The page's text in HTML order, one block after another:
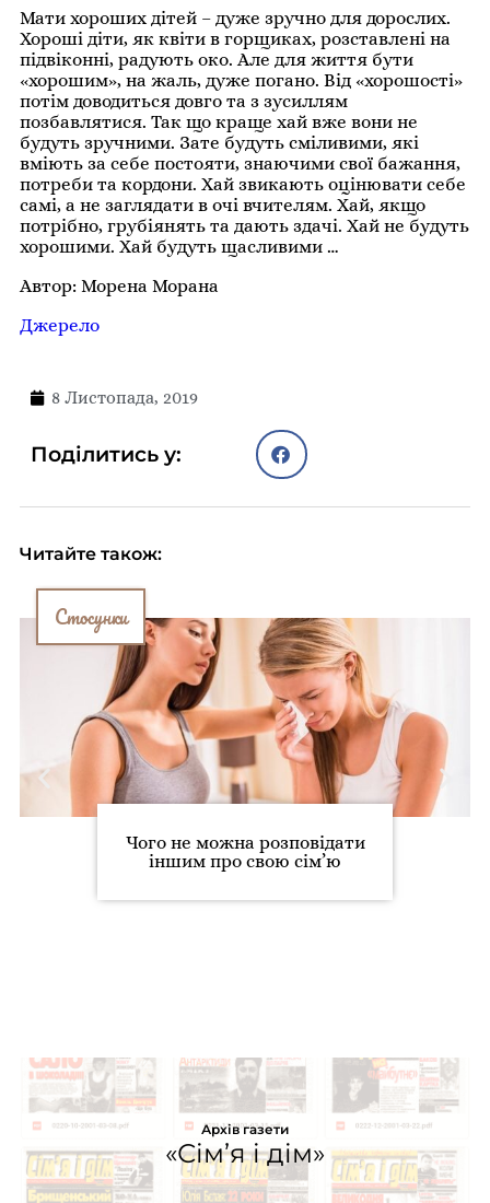
Мати хороших дітей – дуже зручно для дорослих.
Хороші діти, як квіти в горщиках, розставлені на
підвіконні, радують око. Але для життя бути
«хорошим», на жаль, дуже погано. Від «хорошості»
потім доводиться довго та з зусиллям
позбавлятися. Так що краще хай вже вони не
будуть зручними. Зате будуть сміливими, які
вміють за себе постояти, знаючими свої бажання,
потреби та кордони. Хай звикають оцінювати себе
самі, а не заглядати в очі вчителям. Хай, якщо
потрібно, грубіянять та дають здачі. Хай не будуть
хорошими. Хай будуть щасливими …
Автор: Морена Морана
Джерело
8 Листопада, 2019
Поділитись у:
Читайте також:
Стосунки
Чого не можна розповідати
іншим про свою сім’ю
Архів газети
«Сім’я і дім»